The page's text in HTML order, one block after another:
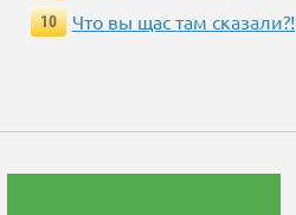
10
Что вы щас там сказали?!